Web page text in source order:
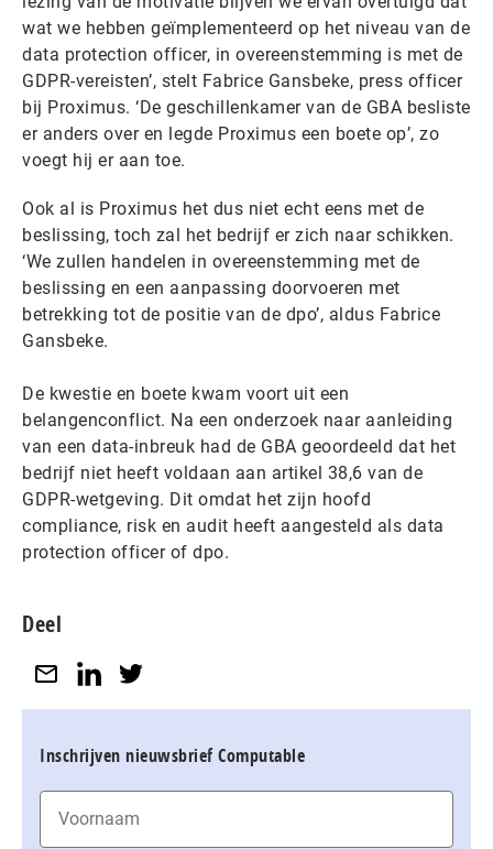
wat we hebben geïmplementeerd op het niveau van de
data protection officer, in overeenstemming is met de
GDPR-vereisten’, stelt Fabrice Gansbeke, press officer
bij Proximus. ‘De geschillenkamer van de GBA besliste
er anders over en legde Proximus een boete op’, zo
voegt hij er aan toe.
Ook al is Proximus het dus niet echt eens met de
beslissing, toch zal het bedrijf er zich naar schikken.
‘We zullen handelen in overeenstemming met de
beslissing en een aanpassing doorvoeren met
betrekking tot de positie van de dpo’, aldus Fabrice
Gansbeke.
De kwestie en boete kwam voort uit een
belangenconflict. Na een onderzoek naar aanleiding
van een data-inbreuk had de GBA geoordeeld dat het
bedrijf niet heeft voldaan aan artikel 38,6 van de
GDPR-wetgeving. Dit omdat het zijn hoofd
compliance, risk en audit heeft aangesteld als data
protection officer of dpo.
Deel
Inschrijven nieuwsbrief Computable